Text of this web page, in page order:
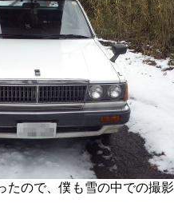
たので、僕も雪の中での撮影